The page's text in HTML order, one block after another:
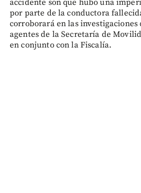
accidente son que hubo una
por parte de la conductora
corroborará en las investigaciones
agentes de la Secretaría de
en conjunto con la Fiscalía.